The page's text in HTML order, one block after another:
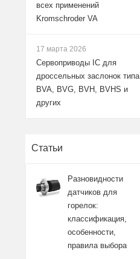
всех применений
Kromschroder VA
17 марта 2026
Сервоприводы IC для
дроссельных заслонок типа
BVA, BVG, BVH, BVHS и
других
Статьи
Разновидности
датчиков для
горелок:
классификация,
особенности,
правила выбора